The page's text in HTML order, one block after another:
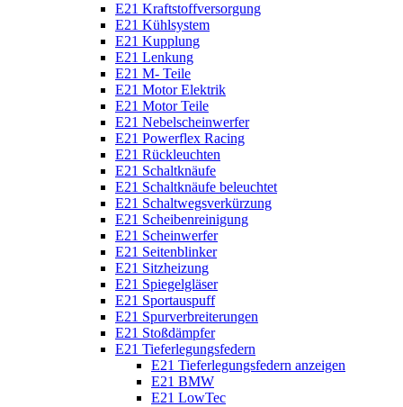
E21 Kraftstoffversorgung
E21 Kühlsystem
E21 Kupplung
E21 Lenkung
E21 M- Teile
E21 Motor Elektrik
E21 Motor Teile
E21 Nebelscheinwerfer
E21 Powerflex Racing
E21 Rückleuchten
E21 Schaltknäufe
E21 Schaltknäufe beleuchtet
E21 Schaltwegsverkürzung
E21 Scheibenreinigung
E21 Scheinwerfer
E21 Seitenblinker
E21 Sitzheizung
E21 Spiegelgläser
E21 Sportauspuff
E21 Spurverbreiterungen
E21 Stoßdämpfer
E21 Tieferlegungsfedern
E21 Tieferlegungsfedern anzeigen
E21 BMW
E21 LowTec